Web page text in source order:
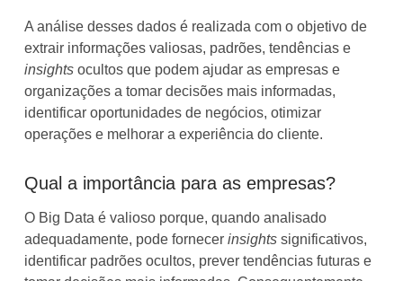
A análise desses dados é realizada com o objetivo de
extrair informações valiosas, padrões, tendências e
insights ocultos que podem ajudar as empresas e
organizações a tomar decisões mais informadas,
identificar oportunidades de negócios, otimizar
operações e melhorar a experiência do cliente.
Qual a importância para as empresas?
O Big Data é valioso porque, quando analisado
adequadamente, pode fornecer insights significativos,
identificar padrões ocultos, prever tendências futuras e